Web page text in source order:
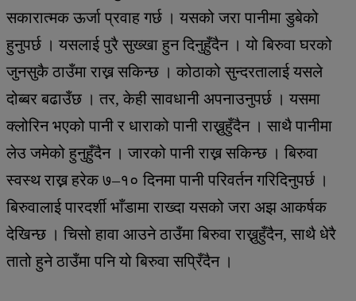
सकारात्मक ऊर्जा प्रवाह गर्छ । यसको जरा पानीमा डुबेको
हुनुपर्छ । यसलाई पुरै सुख्खा हुन दिनुहुँदैन । यो बिरुवा घरको
जुनसुकै ठाउँमा राख्न सकिन्छ । कोठाको सुन्दरतालाई यसले
दोब्बर बढाउँछ । तर, केही सावधानी अपनाउनुपर्छ । यसमा
क्लोरिन भएको पानी र धाराको पानी राख्नुहुँदैन । साथै पानीमा
लेउ जमेको हुनुहुँदैन । जारको पानी राख्न सकिन्छ । बिरुवा
स्वस्थ राख्न हरेक ७–१० दिनमा पानी परिवर्तन गरिदिनुपर्छ ।
बिरुवालाई पारदर्शी भाँडामा राख्दा यसको जरा अझ आकर्षक
देखिन्छ । चिसो हावा आउने ठाउँमा बिरुवा राख्नुहुँदैन, साथै धेरै
तातो हुने ठाउँमा पनि यो बिरुवा सप्रिँदैन ।